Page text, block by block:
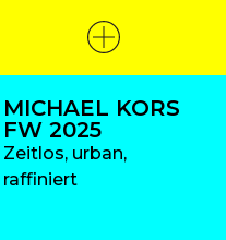
MICHAEL KORS
FW 2025
Zeitlos, urban,
raffiniert